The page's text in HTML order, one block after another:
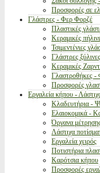
Προσφορές σε
Γλάστρες - Φερ Φορζέ
Πλαστικές
Κεραμικές
Τσιμεντένιες
Γλάστρες
Κεραμικές
Γλαστροθήκες -
Προσφορές
Εργαλεία κήπου -
Κλαδευτήρια -
Ελαιοκομικά -
Όργανα
Λάστιχα
Εργαλεία χειρός
Ποτιστήρια
Καρότσια κήπου
Προσφορές